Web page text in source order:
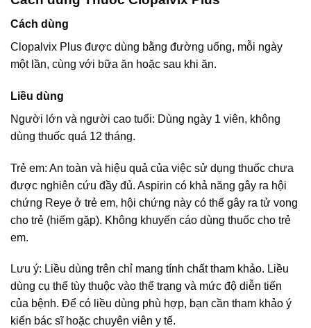
Cách dùng
Clopalvix Plus được dùng bằng đường uống, mỗi ngày
một lần, cùng với bữa ăn hoặc sau khi ăn.
Liều dùng
Người lớn và người cao tuổi: Dùng ngày 1 viên, không
dùng thuốc quá 12 tháng.
Trẻ em: An toàn và hiệu quả của việc sử dụng thuốc chưa
được nghiên cứu đầy đủ. Aspirin có khả năng gây ra hội
chứng Reye ở trẻ em, hội chứng này có thể gây ra tử vong
cho trẻ (hiếm gặp). Không khuyến cáo dùng thuốc cho trẻ
em.
Lưu ý: Liều dùng trên chỉ mang tính chất tham khảo. Liều
dùng cụ thể tùy thuộc vào thể trạng và mức độ diễn tiến
của bệnh. Để có liều dùng phù hợp, bạn cần tham khảo ý
kiến bác sĩ hoặc chuyên viên y tế.